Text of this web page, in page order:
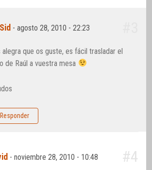
-agosto 28, 2010 - 22:23
alegra que os guste, es fácil trasladar el
de Raúl a vuestra mesa
Responder
-noviembre 28, 2010 - 10:48 #4